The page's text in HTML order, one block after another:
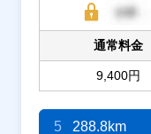
通常料金
9,400円
5 288.8km